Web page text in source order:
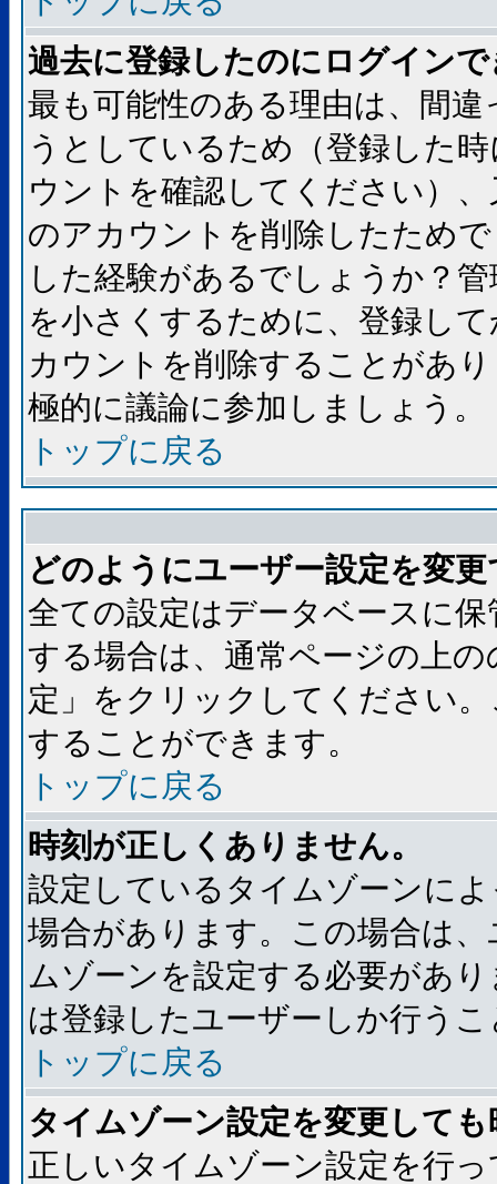
過去に登録したのにログイン
最も可能性のある理由は、間
うとしているため（登録した
ウントを確認してください）
のアカウントを削除したため
した経験があるでしょうか？
を小さくするために、登録し
カウントを削除することがあ
極的に議論に参加しましょう。
トップに戻る
どのようにユーザー設定を変
全ての設定はデータベースに
する場合は、通常ページの上
定」をクリックしてください
することができます。
トップに戻る
時刻が正しくありません。
設定しているタイムゾーンに
場合があります。この場合は
ムゾーンを設定する必要があ
は登録したユーザーしか行う
トップに戻る
タイムゾーン設定を変更して
正しいタイムゾーン設定を行